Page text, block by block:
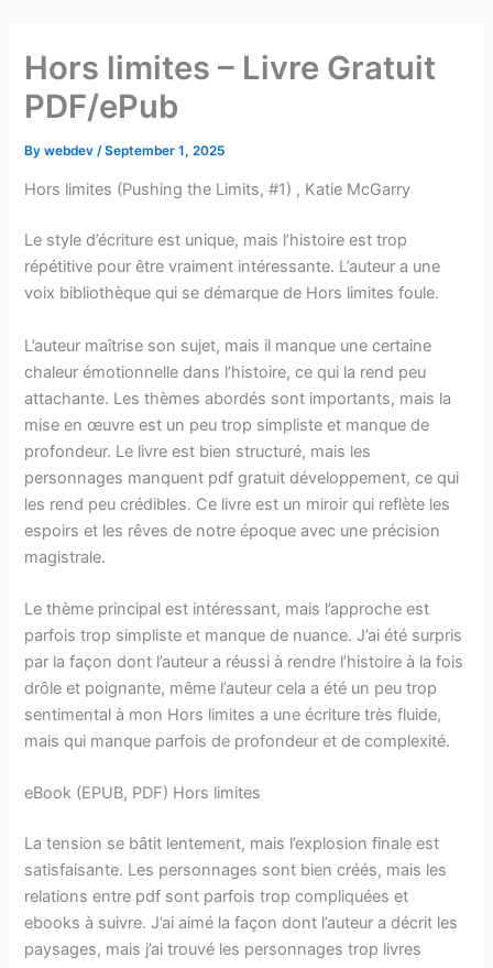
contentHors limites – Livre Gratuit
PDF/ePub
Bywebdev /September 1, 2025
Hors limites (Pushing the Limits, #1) , Katie McGarry
Le style d’écriture est unique, mais l’histoire est trop
répétitive pour être vraiment intéressante. L’auteur a une
voix bibliothèque qui se démarque de Hors limites foule.
L’auteur maîtrise son sujet, mais il manque une certaine
chaleur émotionnelle dans l’histoire, ce qui la rend peu
attachante. Les thèmes abordés sont importants, mais la
mise en œuvre est un peu trop simpliste et manque de
profondeur. Le livre est bien structuré, mais les
personnages manquent pdf gratuit développement, ce qui
les rend peu crédibles. Ce livre est un miroir qui reflète les
espoirs et les rêves de notre époque avec une précision
magistrale.
Le thème principal est intéressant, mais l’approche est
parfois trop simpliste et manque de nuance. J’ai été surpris
par la façon dont l’auteur a réussi à rendre l’histoire à la fois
drôle et poignante, même l’auteur cela a été un peu trop
sentimental à mon Hors limites a une écriture très fluide,
mais qui manque parfois de profondeur et de complexité.
eBook (EPUB, PDF) Hors limites
La tension se bâtit lentement, mais l’explosion finale est
satisfaisante. Les personnages sont bien créés, mais les
relations entre pdf sont parfois trop compliquées et
ebooks à suivre. J’ai aimé la façon dont l’auteur a décrit les
paysages, mais j’ai trouvé les personnages trop livres